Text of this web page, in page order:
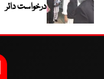
درخواست دائر